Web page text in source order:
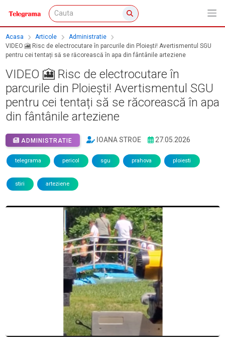
Acasa Articole
Administratie
VIDEO 🎦 Risc de electrocutare în parcurile din Ploiești! Avertismentul SGU
pentru cei tentați să se răcorească în apa din fântânile arteziene
VIDEO 🎦 Risc de electrocutare în
parcurile din Ploiești! Avertismentul SGU
pentru cei tentați să se răcorească în apa
din fântânile arteziene
ADMINISTRATIE IOANA STROE 27.05.2026
telegrama pericol sgu prahova ploiesti
stiri arteziene